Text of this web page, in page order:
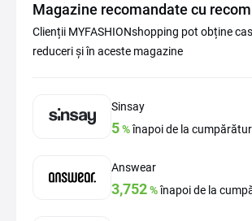
Magazine recomandate cu
Clienții MYFASHIONshopping pot obține
reduceri și în aceste magazine
Sinsay
5%înapoi de la
Answear
3,752%înapoi de la